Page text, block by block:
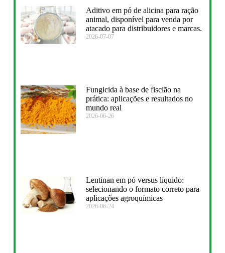
Aditivo em pó de alicina para ração
animal, disponível para venda por
atacado para distribuidores e marcas.
2026-07-07
Fungicida à base de fiscião na
prática: aplicações e resultados no
mundo real
2026-06-26
Lentinan em pó versus líquido:
selecionando o formato correto para
aplicações agroquímicas
2026-06-24